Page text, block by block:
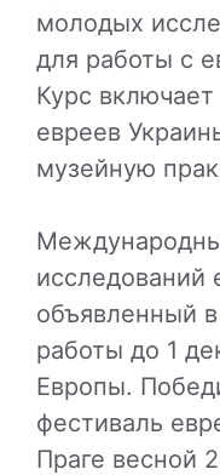
молодых
для работы с
Курс
евреев
музейную
исследований
объявленный
работы до 1
Европы.
фестиваль
Праге весной